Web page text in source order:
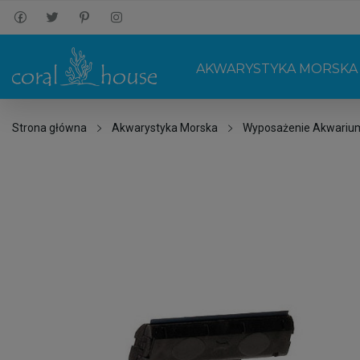
AKWARYSTYKA MORSKA
Strona główna Akwarystyka Morska Wyposażenie